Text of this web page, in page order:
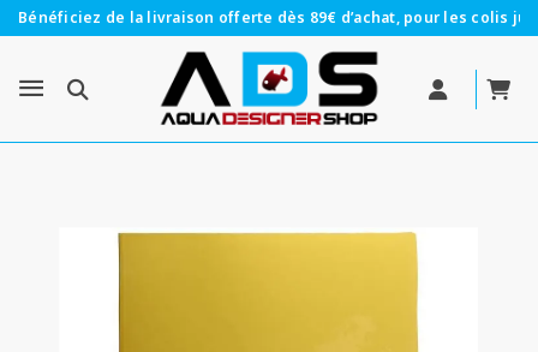
Bénéficiez de la livraison offerte dès 89€ d’achat, pour les colis